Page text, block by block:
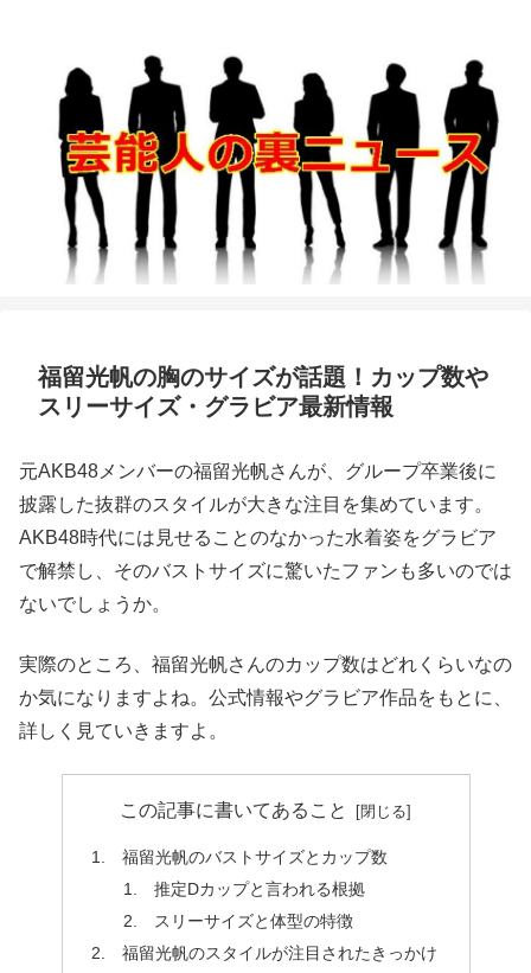
福留光帆の胸のサイズが話題！カップ数や
スリーサイズ・グラビア最新情報
元AKB48メンバーの福留光帆さんが、グループ卒業後に
披露した抜群のスタイルが大きな注目を集めています。
AKB48時代には見せることのなかった水着姿をグラビア
で解禁し、そのバストサイズに驚いたファンも多いのでは
ないでしょうか。
実際のところ、福留光帆さんのカップ数はどれくらいなの
か気になりますよね。公式情報やグラビア作品をもとに、
詳しく見ていきますよ。
この記事に書いてあること
福留光帆のバストサイズとカップ数
推定Dカップと言われる根拠
スリーサイズと体型の特徴
福留光帆のスタイルが注目されたきっかけ